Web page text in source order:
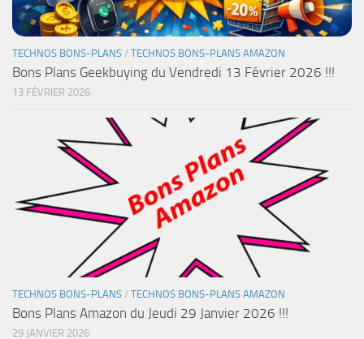
TECHNOS BONS-PLANS / TECHNOS BONS-PLANS AMAZON
Bons Plans Geekbuying du Vendredi 13 Février 2026 !!!
13 FÉVRIER 2026
TECHNOS BONS-PLANS / TECHNOS BONS-PLANS AMAZON
Bons Plans Amazon du Jeudi 29 Janvier 2026 !!!
29 JANVIER 2026